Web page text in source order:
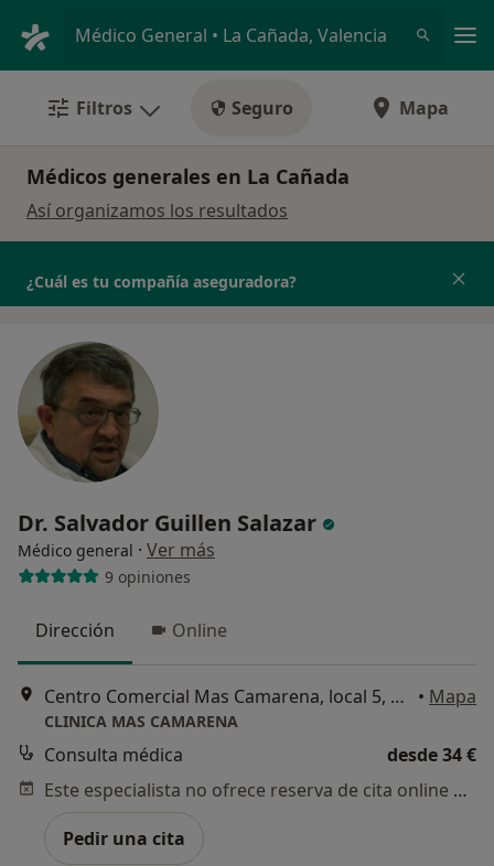
Médico General • La Cañada, Valencia
Filtros Seguro Mapa
Médicos generales en La Cañada
Así organizamos los resultados
¿Cuál es tu compañía aseguradora?
Dr. Salvador Guillen Salazar
Médico general · Ver más
9 opiniones
Dirección Online
Centro Comercial Mas Camarena, local 5, Betera • Mapa
CLINICA MAS CAMARENA
Consulta médica
desde 34 €
Este especialista no ofrece reserva de cita online en esta dirección.
Pedir una cita